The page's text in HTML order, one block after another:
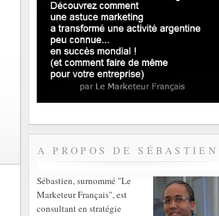
A PROPOS DE SÉBASTIEN
Sébastien, surnommé "Le
Marketeur Français", est
consultant en stratégie